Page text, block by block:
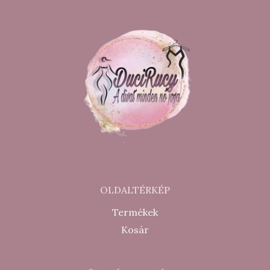
OLDALTÉRKÉP
Termékek
Kosár